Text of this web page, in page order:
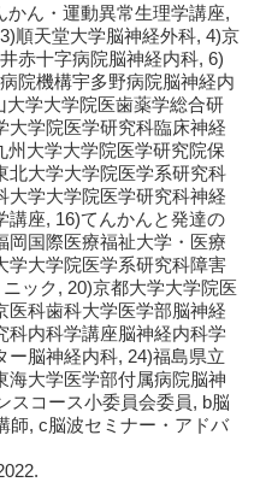
ん・運動異常生理学講座,
順天堂大学脳神経外科, 4)京
赤十字病院脳神経内科, 6)
院機構宇多野病院脳神経内
学大学院医歯薬学総合研
大学院医学研究科臨床神経
州大学大学院医学研究院保
北大学大学院医学系研究科
大学大学院医学研究科神経
講座, 16)てんかんと発達の
岡国際医療福祉大学・医療
学大学院医学系研究科障害
ック, 20)京都大学大学院医
医科歯科大学医学部脳神経
科内科学講座脳神経内科学
ー脳神経内科, 24)福島県立
海大学医学部付属病院脳神
スコース小委員会委員, b脳
師, c脳波セミナー・アドバ